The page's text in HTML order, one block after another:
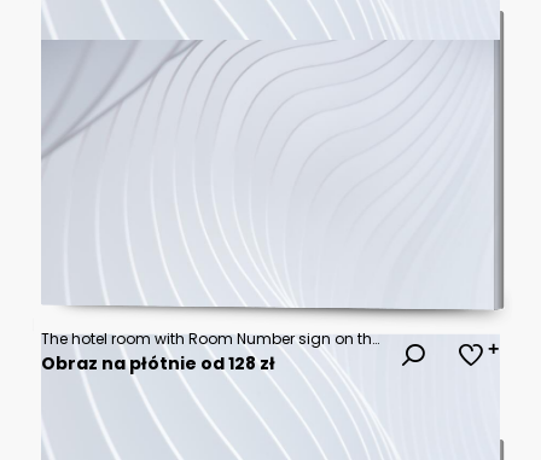
The hotel room with Room Number sign on the door
Obraz na płótnie od 128 zł